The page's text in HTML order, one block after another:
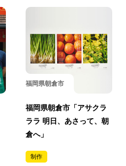
福岡県朝倉市
福岡県朝倉市「アサクラ
ララ 明日、あさって、朝
倉へ」
制作